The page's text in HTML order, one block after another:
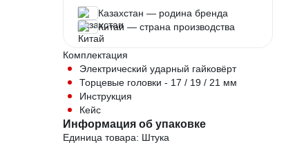
Казахстан — родина бренда
Китай — страна производства
Комплектация
Электрический ударный гайковёрт
Торцевые головки - 17 / 19 / 21 мм
Инструкция
Кейс
Информация об упаковке
Единица товара: Штука